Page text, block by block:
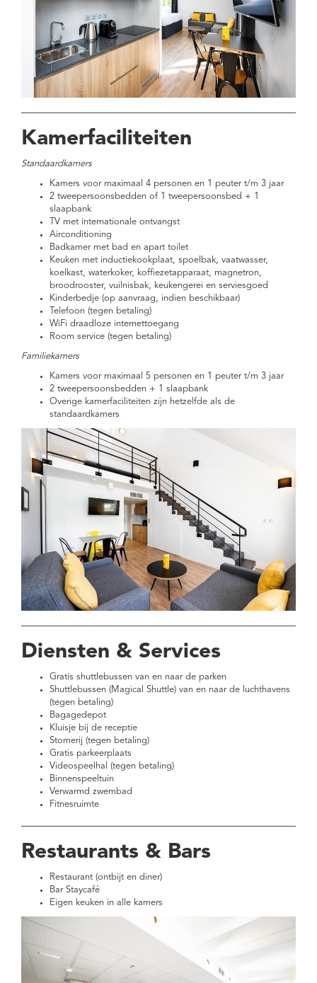
Kamerfaciliteiten
Standaardkamers
Kamers voor maximaal 4 personen en 1 peuter t/m 3 jaar
2 tweepersoonsbedden of 1 tweepersoonsbed + 1
slaapbank
TV met internationale ontvangst
Airconditioning
Badkamer met bad en apart toilet
Keuken met inductiekookplaat, spoelbak, vaatwasser,
koelkast, waterkoker, koffiezetapparaat, magnetron,
broodrooster, vuilnisbak, keukengerei en serviesgoed
Kinderbedje (op aanvraag, indien beschikbaar)
Telefoon (tegen betaling)
WiFi draadloze internettoegang
Room service (tegen betaling)
Familiekamers
Kamers voor maximaal 5 personen en 1 peuter t/m 3 jaar
2 tweepersoonsbedden + 1 slaapbank
Overige kamerfaciliteiten zijn hetzelfde als de
standaardkamers
Diensten & Services
Gratis shuttlebussen van en naar de parken
Shuttlebussen (Magical Shuttle) van en naar de luchthavens
(tegen betaling)
Bagagedepot
Kluisje bij de receptie
Stomerij (tegen betaling)
Gratis parkeerplaats
Videospeelhal (tegen betaling)
Binnenspeeltuin
Verwarmd zwembad
Fitnesruimte
Restaurants & Bars
Restaurant (ontbijt en diner)
Bar Staycafé
Eigen keuken in alle kamers